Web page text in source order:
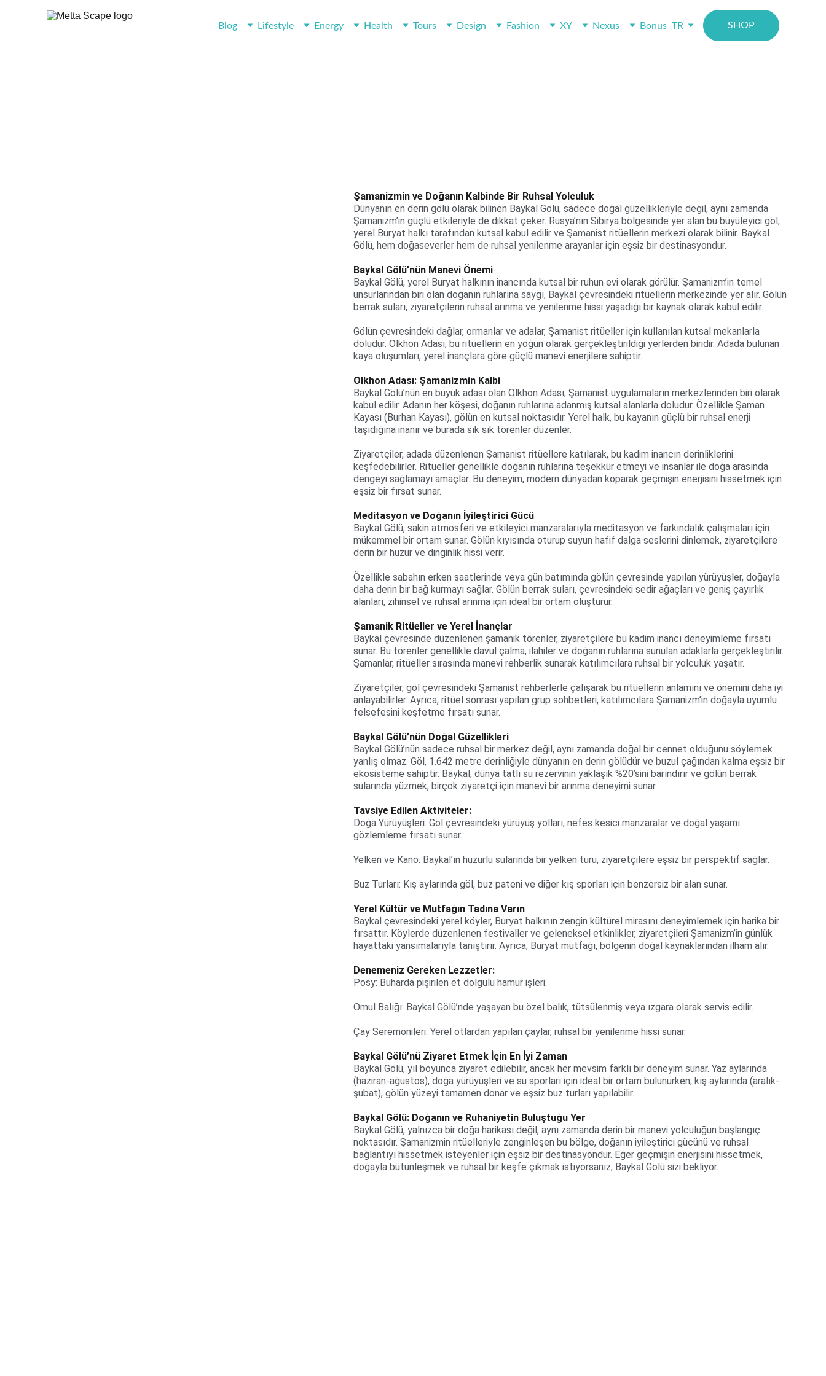
Blog Lifestyle Energy Health Tours Design Fashion XY Nexus Bonus TR SHOP
Şamanizmin ve Doğanın Kalbinde Bir Ruhsal Yolculuk
Dünyanın en derin gölü olarak bilinen Baykal Gölü, sadece doğal güzellikleriyle değil, aynı zamanda
Şamanizm’in güçlü etkileriyle de dikkat çeker. Rusya’nın Sibirya bölgesinde yer alan bu büyüleyici göl,
yerel Buryat halkı tarafından kutsal kabul edilir ve Şamanist ritüellerin merkezi olarak bilinir. Baykal
Gölü, hem doğaseverler hem de ruhsal yenilenme arayanlar için eşsiz bir destinasyondur.
Baykal Gölü’nün Manevi Önemi
Baykal Gölü, yerel Buryat halkının inancında kutsal bir ruhun evi olarak görülür. Şamanizm’in temel
unsurlarından biri olan doğanın ruhlarına saygı, Baykal çevresindeki ritüellerin merkezinde yer alır. Gölün
berrak suları, ziyaretçilerin ruhsal arınma ve yenilenme hissi yaşadığı bir kaynak olarak kabul edilir.
Gölün çevresindeki dağlar, ormanlar ve adalar, Şamanist ritüeller için kullanılan kutsal mekanlarla
doludur. Olkhon Adası, bu ritüellerin en yoğun olarak gerçekleştirildiği yerlerden biridir. Adada bulunan
kaya oluşumları, yerel inançlara göre güçlü manevi enerjilere sahiptir.
Olkhon Adası: Şamanizmin Kalbi
Baykal Gölü’nün en büyük adası olan Olkhon Adası, Şamanist uygulamaların merkezlerinden biri olarak
kabul edilir. Adanın her köşesi, doğanın ruhlarına adanmış kutsal alanlarla doludur. Özellikle Şaman
Kayası (Burhan Kayası), gölün en kutsal noktasıdır. Yerel halk, bu kayanın güçlü bir ruhsal enerji
taşıdığına inanır ve burada sık sık törenler düzenler.
Ziyaretçiler, adada düzenlenen Şamanist ritüellere katılarak, bu kadim inancın derinliklerini
keşfedebilirler. Ritüeller genellikle doğanın ruhlarına teşekkür etmeyi ve insanlar ile doğa arasında
dengeyi sağlamayı amaçlar. Bu deneyim, modern dünyadan koparak geçmişin enerjisini hissetmek için
eşsiz bir fırsat sunar.
Meditasyon ve Doğanın İyileştirici Gücü
Baykal Gölü, sakin atmosferi ve etkileyici manzaralarıyla meditasyon ve farkındalık çalışmaları için
mükemmel bir ortam sunar. Gölün kıyısında oturup suyun hafif dalga seslerini dinlemek, ziyaretçilere
derin bir huzur ve dinginlik hissi verir.
Özellikle sabahın erken saatlerinde veya gün batımında gölün çevresinde yapılan yürüyüşler, doğayla
daha derin bir bağ kurmayı sağlar. Gölün berrak suları, çevresindeki sedir ağaçları ve geniş çayırlık
alanları, zihinsel ve ruhsal arınma için ideal bir ortam oluşturur.
Şamanik Ritüeller ve Yerel İnançlar
Baykal çevresinde düzenlenen şamanik törenler, ziyaretçilere bu kadim inancı deneyimleme fırsatı
sunar. Bu törenler genellikle davul çalma, ilahiler ve doğanın ruhlarına sunulan adaklarla gerçekleştirilir.
Şamanlar, ritüeller sırasında manevi rehberlik sunarak katılımcılara ruhsal bir yolculuk yaşatır.
Ziyaretçiler, göl çevresindeki Şamanist rehberlerle çalışarak bu ritüellerin anlamını ve önemini daha iyi
anlayabilirler. Ayrıca, ritüel sonrası yapılan grup sohbetleri, katılımcılara Şamanizm’in doğayla uyumlu
felsefesini keşfetme fırsatı sunar.
Baykal Gölü’nün Doğal Güzellikleri
Baykal Gölü’nün sadece ruhsal bir merkez değil, aynı zamanda doğal bir cennet olduğunu söylemek
yanlış olmaz. Göl, 1.642 metre derinliğiyle dünyanın en derin gölüdür ve buzul çağından kalma eşsiz bir
ekosisteme sahiptir. Baykal, dünya tatlı su rezervinin yaklaşık %20’sini barındırır ve gölün berrak
sularında yüzmek, birçok ziyaretçi için manevi bir arınma deneyimi sunar.
Tavsiye Edilen Aktiviteler:
Doğa Yürüyüşleri: Göl çevresindeki yürüyüş yolları, nefes kesici manzaralar ve doğal yaşamı
gözlemleme fırsatı sunar.
Yelken ve Kano: Baykal’ın huzurlu sularında bir yelken turu, ziyaretçilere eşsiz bir perspektif sağlar.
Buz Turları: Kış aylarında göl, buz pateni ve diğer kış sporları için benzersiz bir alan sunar.
Yerel Kültür ve Mutfağın Tadına Varın
Baykal çevresindeki yerel köyler, Buryat halkının zengin kültürel mirasını deneyimlemek için harika bir
fırsattır. Köylerde düzenlenen festivaller ve geleneksel etkinlikler, ziyaretçileri Şamanizm’in günlük
hayattaki yansımalarıyla tanıştırır. Ayrıca, Buryat mutfağı, bölgenin doğal kaynaklarından ilham alır.
Denemeniz Gereken Lezzetler:
Posy: Buharda pişirilen et dolgulu hamur işleri.
Omul Balığı: Baykal Gölü’nde yaşayan bu özel balık, tütsülenmiş veya ızgara olarak servis edilir.
Çay Seremonileri: Yerel otlardan yapılan çaylar, ruhsal bir yenilenme hissi sunar.
Baykal Gölü’nü Ziyaret Etmek İçin En İyi Zaman
Baykal Gölü, yıl boyunca ziyaret edilebilir, ancak her mevsim farklı bir deneyim sunar. Yaz aylarında
(haziran-ağustos), doğa yürüyüşleri ve su sporları için ideal bir ortam bulunurken, kış aylarında (aralık-
şubat), gölün yüzeyi tamamen donar ve eşsiz buz turları yapılabilir.
Baykal Gölü: Doğanın ve Ruhaniyetin Buluştuğu Yer
Baykal Gölü, yalnızca bir doğa harikası değil, aynı zamanda derin bir manevi yolculuğun başlangıç
noktasıdır. Şamanizmin ritüelleriyle zenginleşen bu bölge, doğanın iyileştirici gücünü ve ruhsal
bağlantıyı hissetmek isteyenler için eşsiz bir destinasyondur. Eğer geçmişin enerjisini hissetmek,
doğayla bütünleşmek ve ruhsal bir keşfe çıkmak istiyorsanız, Baykal Gölü sizi bekliyor.